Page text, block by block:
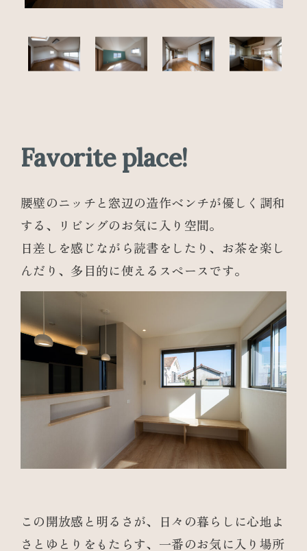
Favorite place!
腰壁のニッチと窓辺の造作ベンチが優しく調和
する、リビングのお気に入り空間。
日差しを感じながら読書をしたり、お茶を楽し
んだり、多目的に使えるスペースです。
この開放感と明るさが、日々の暮らしに心地よ
さとゆとりをもたらす、一番のお気に入り場所